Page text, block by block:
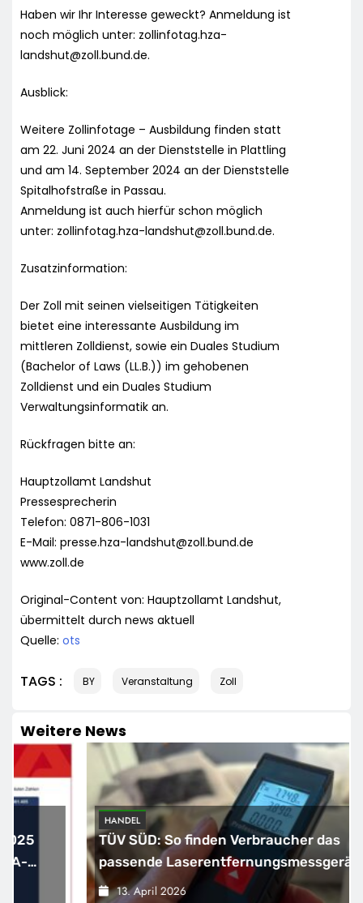
Haben wir Ihr Interesse geweckt? Anmeldung ist
noch möglich unter: zollinfotag.hza-
landshut@zoll.bund.de.
Ausblick:
Weitere Zollinfotage – Ausbildung finden statt
am 22. Juni 2024 an der Dienststelle in Plattling
und am 14. September 2024 an der Dienststelle
Spitalhofstraße in Passau.
Anmeldung ist auch hierfür schon möglich
unter: zollinfotag.hza-landshut@zoll.bund.de.
Zusatzinformation:
Der Zoll mit seinen vielseitigen Tätigkeiten
bietet eine interessante Ausbildung im
mittleren Zolldienst, sowie ein Duales Studium
(Bachelor of Laws (LL.B.)) im gehobenen
Zolldienst und ein Duales Studium
Verwaltungsinformatik an.
Rückfragen bitte an:
Hauptzollamt Landshut
Pressesprecherin
Telefon: 0871-806-1031
E-Mail: presse.hza-landshut@zoll.bund.de
www.zoll.de
Original-Content von: Hauptzollamt Landshut,
übermittelt durch news aktuell
Quelle: ots
TAGS : BY Veranstaltung Zoll
Weitere News
TÜV SÜD: So finden Verbraucher das
passende Laserentfernungsmessgerät
13. April 2026